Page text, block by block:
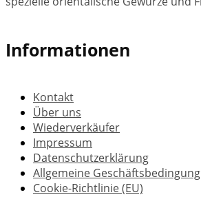
Informationen
Kontakt
Über uns
Wiederverkäufer
Impressum
Datenschutzerklärung
Allgemeine
Cookie-Richtlinie (EU)